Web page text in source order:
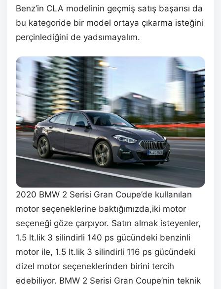
Benz’in CLA modelinin geçmiş satış başarısı da
bu kategoride bir model ortaya çıkarma isteğini
perçinlediğini de yadsımayalım.
2020 BMW 2 Serisi Gran Coupe’de kullanılan
motor seçeneklerine baktığımızda,iki motor
seçeneği göze çarpıyor. Satın almak isteyenler,
1.5 lt.lik 3 silindirli 140 ps gücündeki benzinli
motor ile, 1.5 lt.lik 3 silindirli 116 ps gücündeki
dizel motor seçeneklerinden birini tercih
edebiliyor. BMW 2 Serisi Gran Coupe’nin teknik